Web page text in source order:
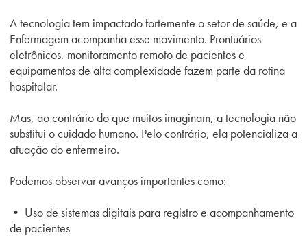
A tecnologia tem impactado fortemente o setor de saúde, e a
Enfermagem acompanha esse movimento. Prontuários
eletrônicos, monitoramento remoto de pacientes e
equipamentos de alta complexidade fazem parte da rotina
hospitalar.
Mas, ao contrário do que muitos imaginam, a tecnologia não
substitui o cuidado humano. Pelo contrário, ela potencializa a
atuação do enfermeiro.
Podemos observar avanços importantes como:
• Uso de sistemas digitais para registro e acompanhamento
de pacientes